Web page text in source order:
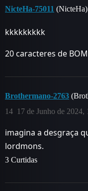
NicteHa-75011 (NicteHa)
kkkkkkkkk
20 caracteres de
Brothermano-2763
17 de Junho de 2024,
14
imagina a desgraça
lordmons.
3 Curtidas